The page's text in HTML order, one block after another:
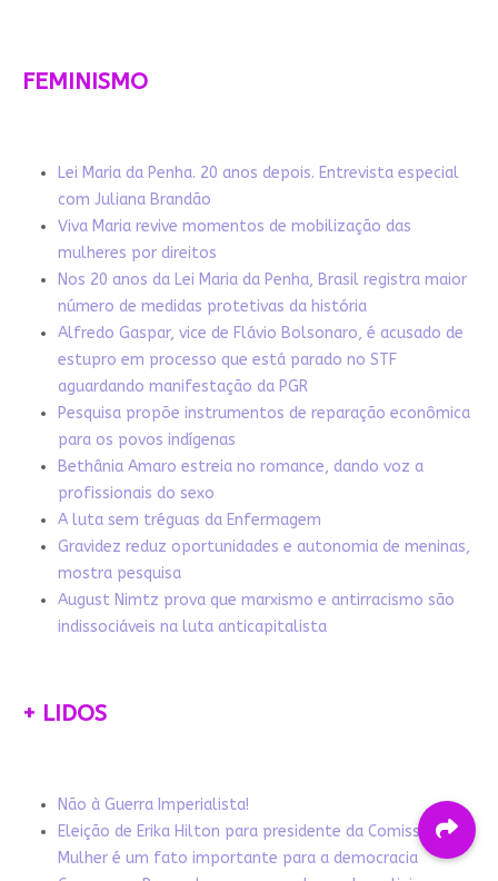
FEMINISMO
Lei Maria da Penha. 20 anos depois. Entrevista especial
com Juliana Brandão
Viva Maria revive momentos de mobilização das
mulheres por direitos
Nos 20 anos da Lei Maria da Penha, Brasil registra maior
número de medidas protetivas da história
Alfredo Gaspar, vice de Flávio Bolsonaro, é acusado de
estupro em processo que está parado no STF
aguardando manifestação da PGR
Pesquisa propõe instrumentos de reparação econômica
para os povos indígenas
Bethânia Amaro estreia no romance, dando voz a
profissionais do sexo
A luta sem tréguas da Enfermagem
Gravidez reduz oportunidades e autonomia de meninas,
mostra pesquisa
August Nimtz prova que marxismo e antirracismo são
indissociáveis na luta anticapitalista
+ LIDOS
Não à Guerra Imperialista!
Eleição de Erika Hilton para presidente da Comissão da
Mulher é um fato importante para a democracia